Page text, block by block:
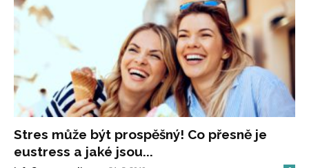
Stres může být prospěšný! Co přesně je
eustress a jaké jsou...